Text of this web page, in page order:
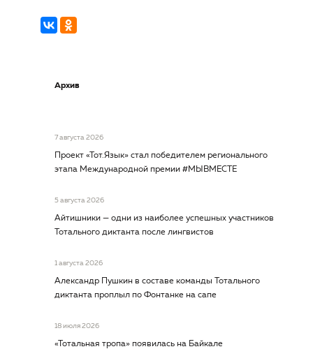
Архив
7 августа 2026
Проект «Тот.Язык» стал победителем регионального
этапа Международной премии #МЫВМЕСТЕ
5 августа 2026
Айтишники — одни из наиболее успешных участников
Тотального диктанта после лингвистов
1 августа 2026
Александр Пушкин в составе команды Тотального
диктанта проплыл по Фонтанке на сапе
18 июля 2026
«Тотальная тропа» появилась на Байкале